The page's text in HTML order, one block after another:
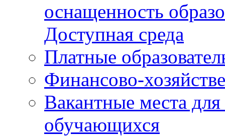
оснащенность
Доступная среда
Платные
Финансово-
Вакантные места
обучающихся